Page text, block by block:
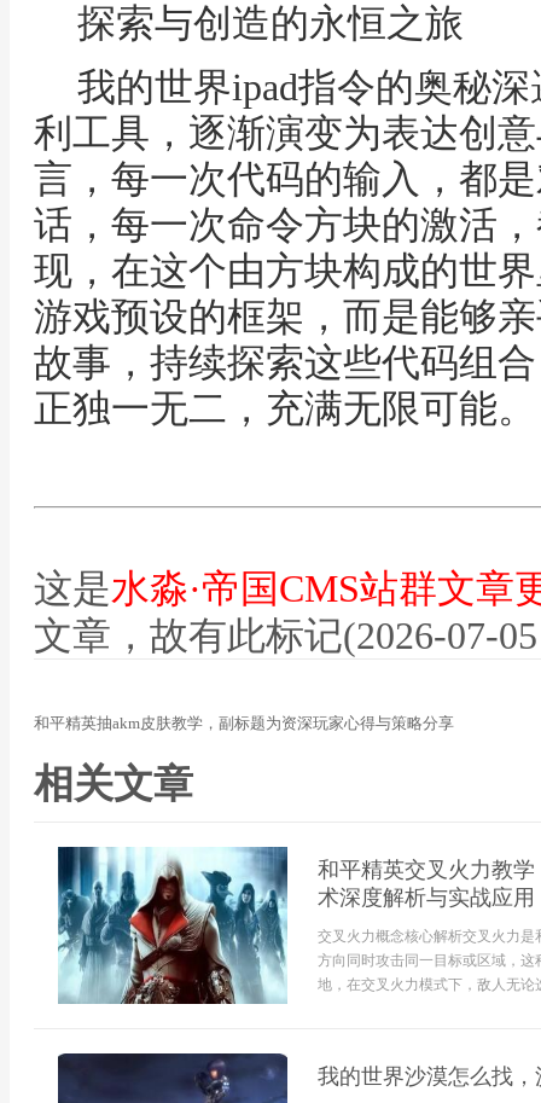
探索与创造的永恒之旅
我的世界ipad指令的奥秘
利工具，逐渐演变为表达创
言，每一次代码的输入，都
话，每一次命令方块的激活
现，在这个由方块构成的世
游戏预设的框架，而是能够
故事，持续探索这些代码组
正独一无二，充满无限可能。
这是水淼·帝国CMS站群文章
文章，故有此标记(2026-07-
和平精英抽akm皮肤教学，副标题为资深玩家心得与策略分享
相关文章
和平精英交叉火力教
术深度解析与实战应用
交叉火力概念核心解析交叉火力
方向同时攻击同一目标或区域，
地，在交叉火力模式下，敌人无
我的世界沙漠怎么找